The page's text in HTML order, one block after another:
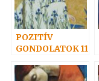
POZITÍV
GONDOLATOK 11